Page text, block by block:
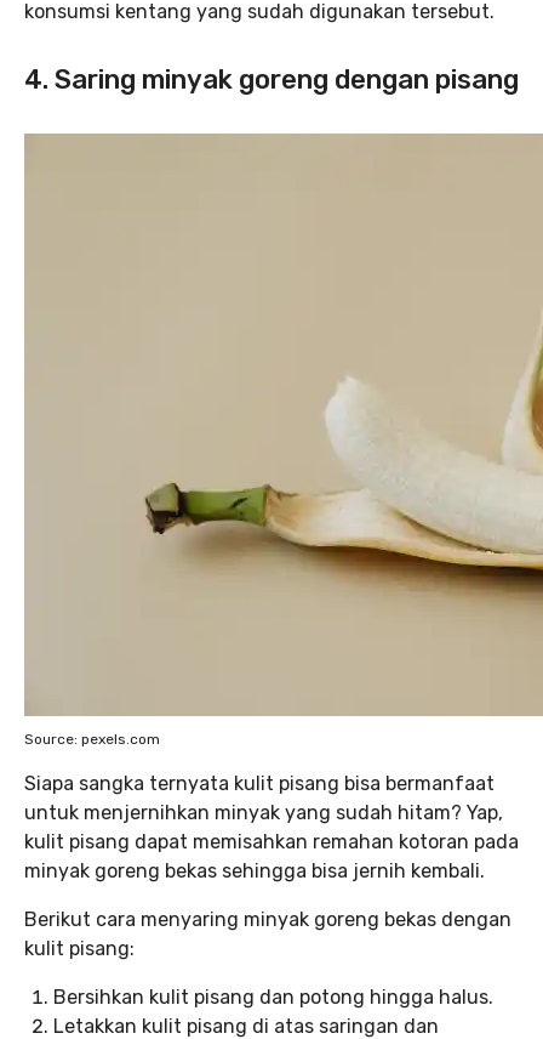
konsumsi kentang yang sudah digunakan tersebut.
4. Saring minyak goreng dengan pisang
Source: pexels.com
Siapa sangka ternyata kulit pisang bisa bermanfaat
untuk menjernihkan minyak yang sudah hitam? Yap,
kulit pisang dapat memisahkan remahan kotoran pada
minyak goreng bekas sehingga bisa jernih kembali.
Berikut cara menyaring minyak goreng bekas dengan
kulit pisang:
Bersihkan kulit pisang dan potong hingga halus.
Letakkan kulit pisang di atas saringan dan